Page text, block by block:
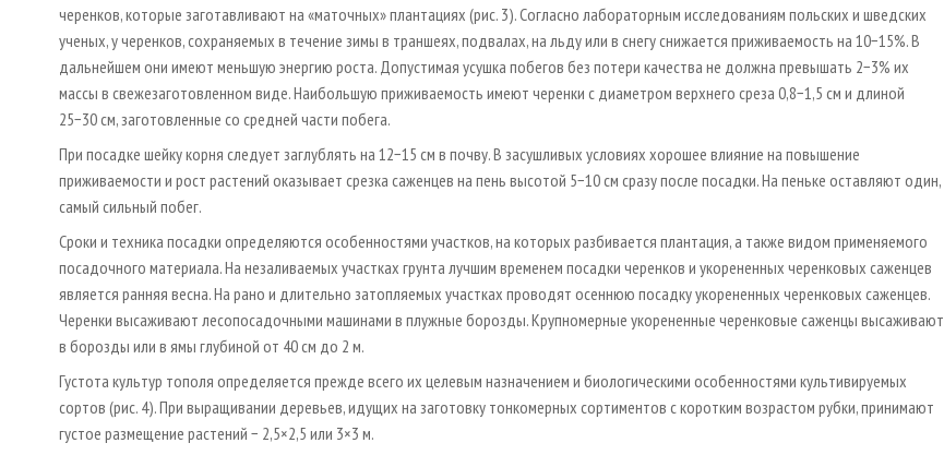
черенков, которые заготавливают на «маточных» плантациях (рис. 3). Согласно лабораторным исследованиям польских и шведских
ученых, у черенков, сохраняемых в течение зимы в траншеях, подвалах, на льду или в снегу снижается приживаемость на 10−15%. В
дальнейшем они имеют меньшую энергию роста. Допустимая усушка побегов без потери качества не должна превышать 2−3% их
массы в свежезаготовленном виде. Наибольшую приживаемость имеют черенки с диаметром верхнего среза 0,8−1,5 см и длиной
25−30 см, заготовленные со средней части побега.
При посадке шейку корня следует заглублять на 12−15 см в почву. В засушливых условиях хорошее влияние на повышение
приживаемости и рост растений оказывает срезка саженцев на пень высотой 5−10 см сразу после посадки. На пеньке оставляют один,
самый сильный побег.
Сроки и техника посадки определяются особенностями участков, на которых разбивается плантация, а также видом применяемого
посадочного материала. На незаливаемых участках грунта лучшим временем посадки черенков и укорененных черенковых саженцев
является ранняя весна. На рано и длительно затопляемых участках проводят осеннюю посадку укорененных черенковых саженцев.
Черенки высаживают лесопосадочными машинами в плужные борозды. Крупномерные укорененные черенковые саженцы высаживают
в борозды или в ямы глубиной от 40 см до 2 м.
Густота культур тополя определяется прежде всего их целевым назначением и биологическими особенностями культивируемых
сортов (рис. 4). При выращивании деревьев, идущих на заготовку тонкомерных сортиментов с коротким возрастом рубки, принимают
густое размещение растений − 2,5×2,5 или 3×3 м.